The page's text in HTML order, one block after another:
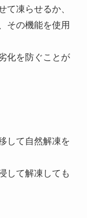
て凍らせるか、
その機能を使用
化を防ぐことが
して自然解凍を
して解凍しても